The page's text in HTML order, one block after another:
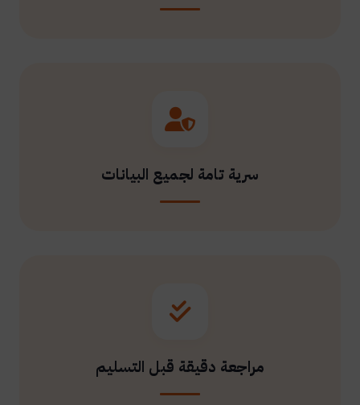
سرية تامة لجميع البيانات
مراجعة دقيقة قبل التسليم